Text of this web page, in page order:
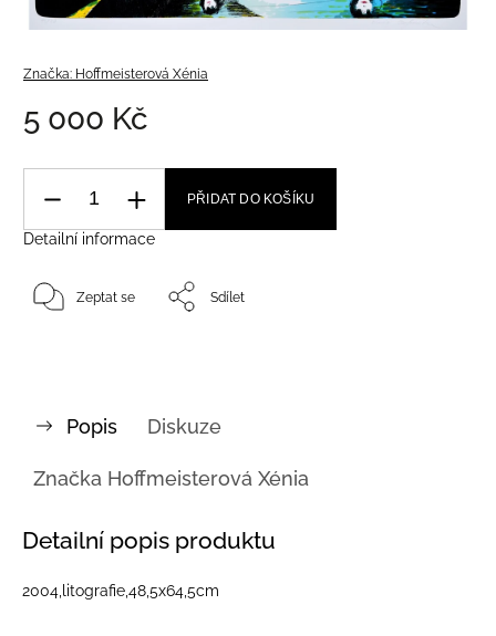
Značka: Hoffmeisterová Xénia
5 000 Kč
PŘIDAT DO KOŠÍKU
Detailní informace
Zeptat se Sdílet
Popis Diskuze
Značka Hoffmeisterová Xénia
Detailní popis produktu
2004,litografie,48,5x64,5cm